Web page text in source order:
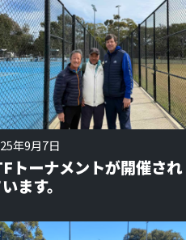
年9月7日
トーナメントが開催され
ます。